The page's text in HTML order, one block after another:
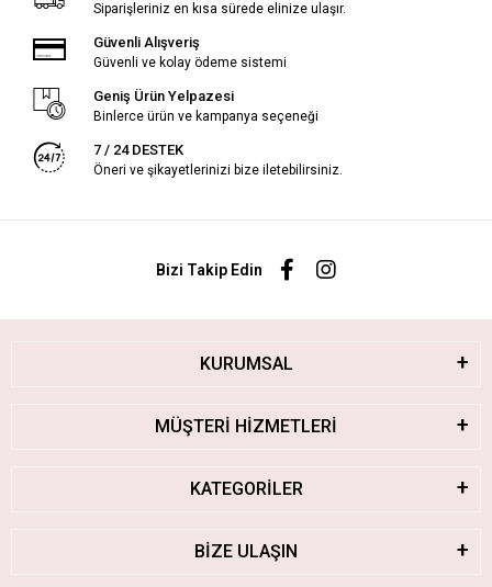
Siparişleriniz en kısa sürede elinize ulaşır.
Güvenli Alışveriş
Güvenli ve kolay ödeme sistemi
Geniş Ürün Yelpazesi
Binlerce ürün ve kampanya seçeneği
7 / 24 DESTEK
Öneri ve şikayetlerinizi bize iletebilirsiniz.
Bizi Takip Edin
KURUMSAL
MÜŞTERİ HİZMETLERİ
KATEGORİLER
BİZE ULAŞIN